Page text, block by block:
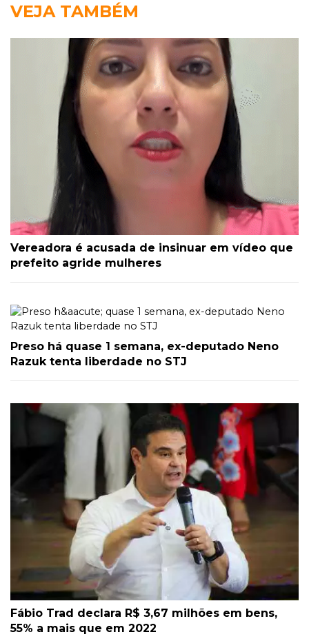
VEJA TAMBÉM
Vereadora é acusada de insinuar em vídeo que
prefeito agride mulheres
Preso há quase 1 semana, ex-deputado Neno
Razuk tenta liberdade no STJ
Fábio Trad declara R$ 3,67 milhões em bens,
55% a mais que em 2022